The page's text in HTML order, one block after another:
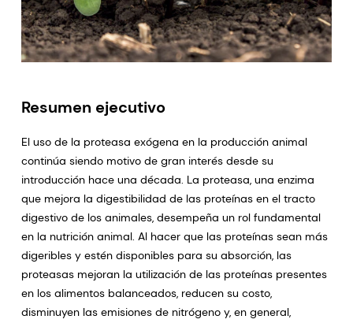
Resumen ejecutivo
El uso de la proteasa exógena en la producción animal
continúa siendo motivo de gran interés desde su
introducción hace una década. La proteasa, una enzima
que mejora la digestibilidad de las proteínas en el tracto
digestivo de los animales, desempeña un rol fundamental
en la nutrición animal. Al hacer que las proteínas sean más
digeribles y estén disponibles para su absorción, las
proteasas mejoran la utilización de las proteínas presentes
en los alimentos balanceados, reducen su costo,
disminuyen las emisiones de nitrógeno y, en general,